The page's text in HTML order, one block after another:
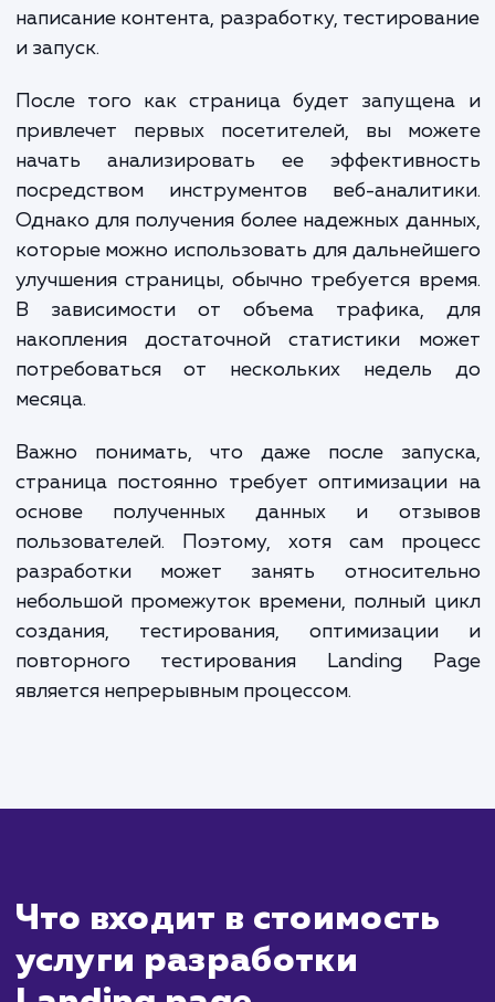
индивидуальную оценку стоимости, которая будет
ориентировочными и могут меняться в зависимости от
конкретных требований проекта и опыта разработчиков
Landing Page. Независимо от ваших потребностей, мы
стремимся предложить решения, которые
вашему бюджету и помогают достичь ваших бизнес-
ЗАКАЗАТЬ УСЛУГИ
Сколько времени
ждать?
Разработка Landing Page (целевой
это процесс, который может
нескольких дней до нескольких
зависимости от сложности
привлечет первых посетителей, вы
начать анализировать ее
посредством инструментов веб-